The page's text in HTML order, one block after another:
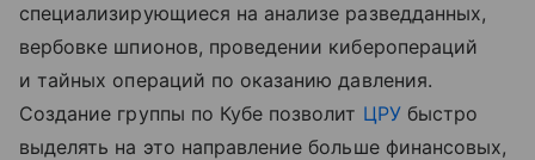
специализирующиеся на анализе разведданных,
вербовке шпионов, проведении киберопераций
и тайных операций по оказанию давления.
Создание группы по Кубе позволит ЦРУбыстро
выделять на это направление больше финансовых,